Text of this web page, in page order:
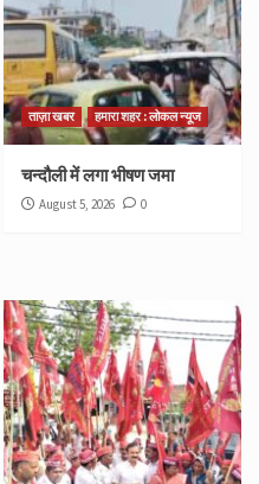
ताज़ा खबर हमारा शहर : लोकल न्यूज
चन्दौली में लगा भीषण जमा
August 5, 2026 0